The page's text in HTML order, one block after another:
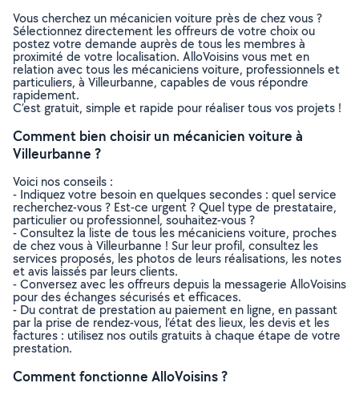
Vous cherchez un mécanicien voiture près de chez vous ?
Sélectionnez directement les offreurs de votre choix ou
postez votre demande auprès de tous les membres à
proximité de votre localisation. AlloVoisins vous met en
relation avec tous les mécaniciens voiture, professionnels et
particuliers, à Villeurbanne, capables de vous répondre
rapidement.
C’est gratuit, simple et rapide pour réaliser tous vos projets !
Comment bien choisir un mécanicien voiture à
Villeurbanne ?
Voici nos conseils :
- Indiquez votre besoin en quelques secondes : quel service
recherchez-vous ? Est-ce urgent ? Quel type de prestataire,
particulier ou professionnel, souhaitez-vous ?
- Consultez la liste de tous les mécaniciens voiture, proches
de chez vous à Villeurbanne ! Sur leur profil, consultez les
services proposés, les photos de leurs réalisations, les notes
et avis laissés par leurs clients.
- Conversez avec les offreurs depuis la messagerie AlloVoisins
pour des échanges sécurisés et efficaces.
- Du contrat de prestation au paiement en ligne, en passant
par la prise de rendez-vous, l’état des lieux, les devis et les
factures : utilisez nos outils gratuits à chaque étape de votre
prestation.
Comment fonctionne AlloVoisins ?